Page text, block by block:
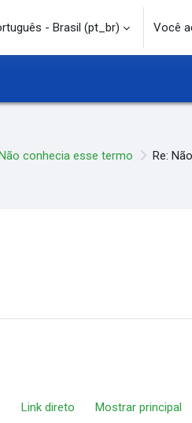
de pesquisa
- Brasil ‎(pt_br)‎ Você
conhecia esse termo Re:
Link direto
Mostrar principal